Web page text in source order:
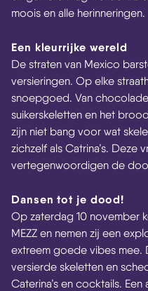
moois en alle herinneringen.
Een kleurrijke wereld
De straten van Mexico
versieringen. Op elke
snoepgoed. Van
suikerskeletten en het
zijn niet bang voor wat
zichzelf als Catrina’s. Deze
vertegenwoordigen de
Dansen tot je dood!
Op zaterdag 10 november
MEZZ en nemen zij een
extreem goede vibes mee.
versierde skeletten en
Caterina’s en cocktails.